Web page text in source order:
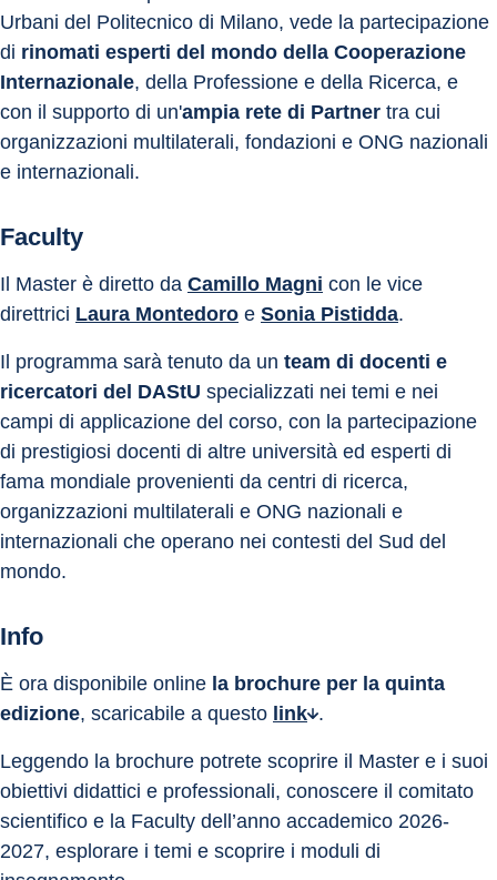
Urbani del Politecnico di Milano, vede la partecipazione
di rinomati esperti del mondo della Cooperazione
Internazionale, della Professione e della Ricerca, e
con il supporto di un'ampia rete di Partner tra cui
organizzazioni multilaterali, fondazioni e ONG nazionali
e internazionali.
Faculty
Il Master è diretto da Camillo Magni con le vice
direttrici Laura Montedoro e Sonia Pistidda.
Il programma sarà tenuto da un team di docenti e
ricercatori del DAStU specializzati nei temi e nei
campi di applicazione del corso, con la partecipazione
di prestigiosi docenti di altre università ed esperti di
fama mondiale provenienti da centri di ricerca,
organizzazioni multilaterali e ONG nazionali e
internazionali che operano nei contesti del Sud del
mondo.
Info
È ora disponibile online la brochure per la quinta
edizione, scaricabile a questo link .
Leggendo la brochure potrete scoprire il Master e i suoi
obiettivi didattici e professionali, conoscere il comitato
scientifico e la Faculty dell’anno accademico 2026-
2027, esplorare i temi e scoprire i moduli di